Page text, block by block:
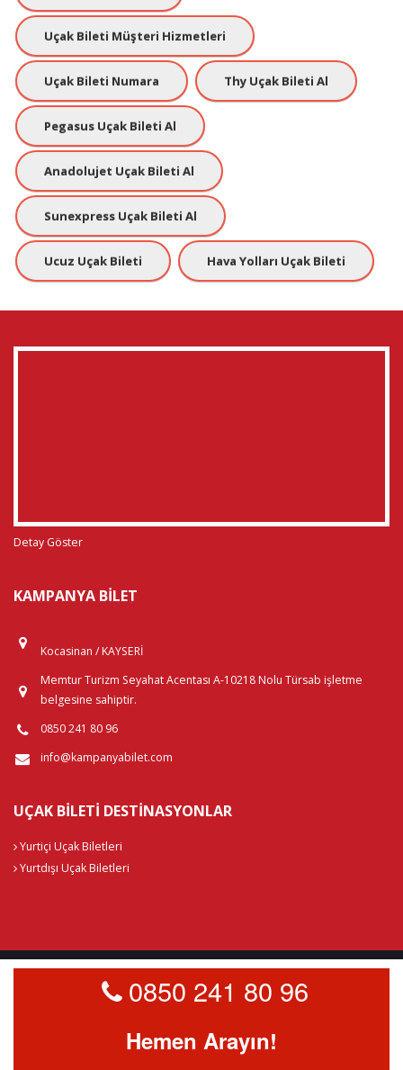
Uçak Bileti Müşteri Hizmetleri
Uçak Bileti Numara Thy Uçak Bileti Al
Pegasus Uçak Bileti Al
Anadolujet Uçak Bileti Al
Sunexpress Uçak Bileti Al
Ucuz Uçak Bileti Hava Yolları Uçak Bileti
Detay Göster
KAMPANYA BILET
Kocasinan / KAYSERİ
Memtur Turizm Seyahat Acentası A-10218 Nolu Türsab işletme
belgesine sahiptir.
0850 241 80 96
info@kampanyabilet.com
UÇAK BILETI DESTINASYONLAR
Yurtiçi Uçak Biletleri
Yurtdışı Uçak Biletleri
Kampanya Bilet © 2026
0850 241 80 96
Hemen Arayın!